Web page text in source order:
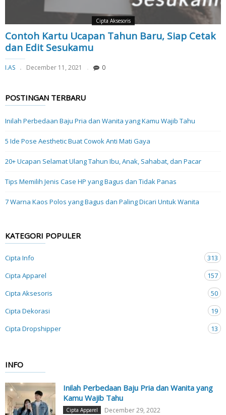
Cipta Aksesoris
Contoh Kartu Ucapan Tahun Baru, Siap Cetak
dan Edit Sesukamu
I.AS December 11, 2021 0
POSTINGAN TERBARU
Inilah Perbedaan Baju Pria dan Wanita yang Kamu Wajib Tahu
5 Ide Pose Aesthetic Buat Cowok Anti Mati Gaya
20+ Ucapan Selamat Ulang Tahun Ibu, Anak, Sahabat, dan Pacar
Tips Memilih Jenis Case HP yang Bagus dan Tidak Panas
7 Warna Kaos Polos yang Bagus dan Paling Dicari Untuk Wanita
KATEGORI POPULER
Cipta Info
313
Cipta Apparel
157
Cipta Aksesoris
50
Cipta Dekorasi
19
Cipta Dropshipper
13
INFO
Inilah Perbedaan Baju Pria dan Wanita yang
Kamu Wajib Tahu
Cipta Apparel December 29, 2022